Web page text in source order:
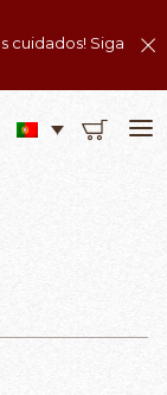
cuidados! Siga